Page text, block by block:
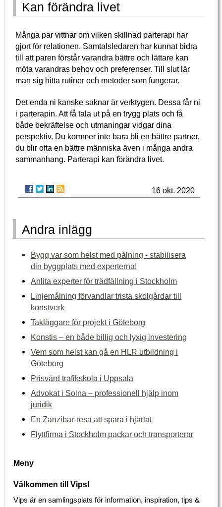
Kan förändra livet
Många par vittnar om vilken skillnad parterapi har
gjort för relationen. Samtalsledaren har kunnat bidra
till att paren förstår varandra bättre och lättare kan
möta varandras behov och preferenser. Till slut lär
man sig hitta rutiner och metoder som fungerar.
Det enda ni kanske saknar är verktygen. Dessa får ni
i parterapin. Att få tala ut på en trygg plats och få
både bekräftelse och utmaningar vidgar dina
perspektiv. Du kommer inte bara bli en bättre partner,
du blir ofta en bättre människa även i många andra
sammanhang. Parterapi kan förändra livet.
16 okt. 2020
Andra inlägg
Bygg var som helst med pålning - stabilisera
din byggplats med experterna!
Anlita experter för trädfällning i Stockholm
Linjemålning förvandlar trista skolgårdar till
konstverk
Takläggare för projekt i Göteborg
Konstis – en både billig och lyxig investering
Vem som helst kan gå en HLR utbildning i
Göteborg
Prisvärd trafikskola i Uppsala
Advokat i Solna – professionell hjälp inom
juridik
En Zanzibar-resa att spara i hjärtat
Flyttfirma i Stockholm packar och transporterar
Meny
Välkommen till Vips!
Vips är en samlingsplats för information, inspiration, tips &